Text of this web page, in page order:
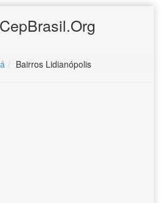
CepBrasil.Org
Bairros Lidianópolis